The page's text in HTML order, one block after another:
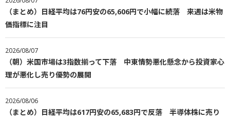
（まとめ）日経平均は76円安の65,606円で小幅に続落 来週は米物
価指標に注目
2026/08/07
（朝）米国市場は3指数揃って下落 中東情勢悪化懸念から投資家心
理が悪化し売り優勢の展開
2026/08/06
（まとめ）日経平均は617円安の65,683円で反落 半導体株に売り